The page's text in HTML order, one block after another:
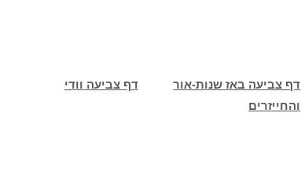
דף צביעה וודי
דף צביעה באז שנות-אור
והחייזרים